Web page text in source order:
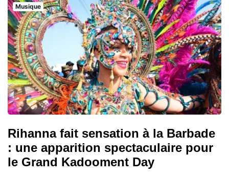
Musique
Rihanna fait sensation à la Barbade
: une apparition spectaculaire pour
le Grand Kadooment Day